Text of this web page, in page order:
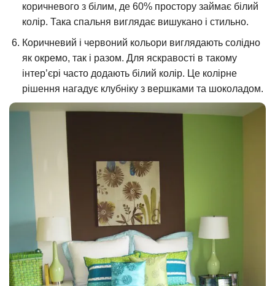
коричневого з білим, де 60% простору займає білий
колір. Така спальня виглядає вишукано і стильно.
Коричневий і червоний кольори виглядають солідно
як окремо, так і разом. Для яскравості в такому
інтер’єрі часто додають білий колір. Це колірне
рішення нагадує клубніку з вершками та шоколадом.